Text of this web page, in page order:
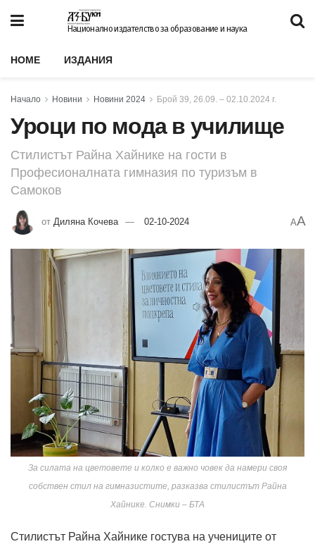
Национално издателство за образование и наука
HOME ИЗДАНИЯ
Начало Новини Новини 2024 Брой 39, 26.09. – 02.10.2024 г.
Уроци по мода в училище
Стилистът Райна Хайнике на гости в
Професионалната гимназия по туризъм в
Самоков
от Диляна Кочева 02-10-2024 AA
За силата на цветовете и колко е важно човек да намери своя
собствен стил на гимназистите, разказва стилистът Райна
Хайнике. Снимки – БТА
Стилистът Райна Хайнике гостува на учениците от